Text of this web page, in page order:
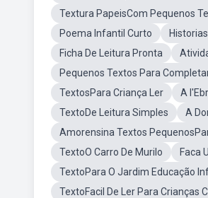
Textura PapeisCom Pequenos
Poema Infantil Curto
Ficha De Leitura Pronta
Pequenos Textos Para
TextosPara Criança Ler
A
TextoDe Leitura Simples
A
Amorensina Textos
TextoO Carro De Murilo
Faca
TextoPara O Jardim Educação
TextoFacil De Ler Para Crianças